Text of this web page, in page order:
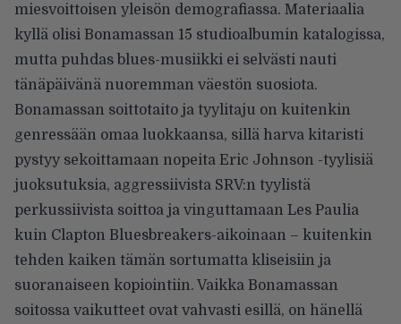
miesvoittoisen yleisön demografiassa. Materiaalia
kyllä olisi Bonamassan 15 studioalbumin katalogissa,
mutta puhdas blues-musiikki ei selvästi nauti
tänäpäivänä nuoremman väestön suosiota.
Bonamassan soittotaito ja tyylitaju on kuitenkin
genressään omaa luokkaansa, sillä harva kitaristi
pystyy sekoittamaan nopeita Eric Johnson -tyylisiä
juoksutuksia, aggressiivista SRV:n tyylistä
perkussiivista soittoa ja vinguttamaan Les Paulia
kuin Clapton Bluesbreakers-aikoinaan – kuitenkin
tehden kaiken tämän sortumatta kliseisiin ja
suoranaiseen kopiointiin. Vaikka Bonamassan
soitossa vaikutteet ovat vahvasti esillä, on hänellä